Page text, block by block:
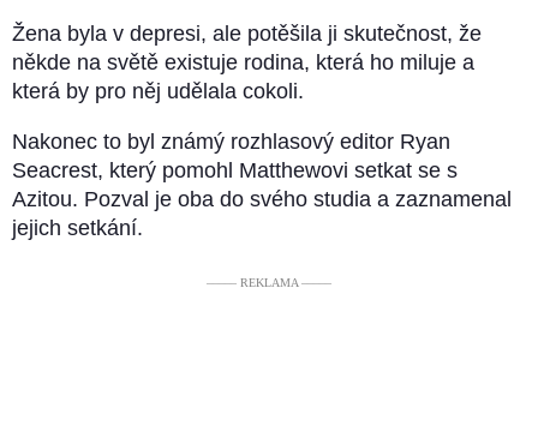
Žena byla v depresi, ale potěšila ji skutečnost, že
někde na světě existuje rodina, která ho miluje a
která by pro něj udělala cokoli.
Nakonec to byl známý rozhlasový editor Ryan
Seacrest, který pomohl Matthewovi setkat se s
Azitou. Pozval je oba do svého studia a zaznamenal
jejich setkání.
––––– REKLAMA –––––